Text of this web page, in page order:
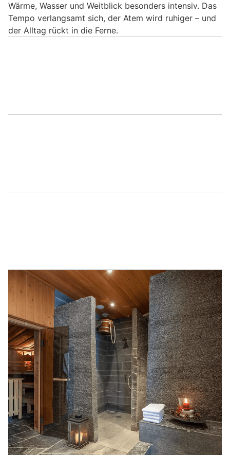
Wärme, Wasser und Weitblick besonders intensiv. Das
Tempo verlangsamt sich, der Atem wird ruhiger – und
der Alltag rückt in die Ferne.